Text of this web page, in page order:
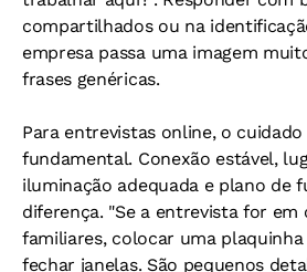
compartilhados ou na
empresa passa uma imagem
frases genéricas.
Para entrevistas online, o
fundamental. Conexão estável,
iluminação adequada e plano de
diferença. "Se a entrevista for em
familiares, colocar uma
fechar janelas. São pequenos